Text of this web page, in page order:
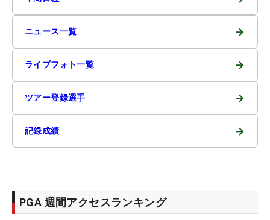
ニュース一覧 →
ライブフォト一覧 →
ツアー登録選手 →
記録成績 →
PGA 週間アクセスランキング